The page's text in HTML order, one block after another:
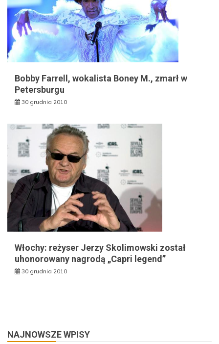
Bobby Farrell, wokalista Boney M., zmarł w
Petersburgu
30 grudnia 2010
Włochy: reżyser Jerzy Skolimowski został
uhonorowany nagrodą „Capri legend”
30 grudnia 2010
NAJNOWSZE WPISY